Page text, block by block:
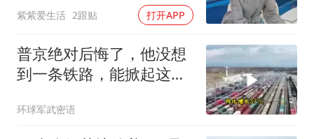
紫紫爱生活 2跟贴 打开APP
普京绝对后悔了，他没想
到一条铁路，能掀起这么
改写
环球军武密语